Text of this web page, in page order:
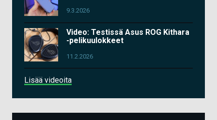
9.3.2026
Video: Testissä Asus ROG Kithara
-pelikuulokkeet
11.2.2026
Lisää videoita